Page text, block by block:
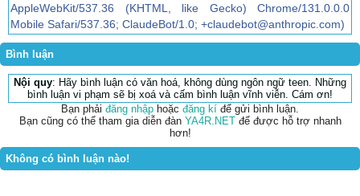
AppleWebKit/537.36 (KHTML, like Gecko) Chrome/131.0.0.0
Mobile Safari/537.36; ClaudeBot/1.0; +claudebot@anthropic.com)
Bình luận
Nội quy: Hãy bình luận có văn hoá, không dùng ngôn ngữ teen. Những
bình luận vi phạm sẽ bị xoá và cấm bình luận vĩnh viễn. Cám ơn!
Bạn phải đăng nhập hoặc đăng kí để gửi bình luận.
Bạn cũng có thể tham gia diễn đàn YA4R.NETđể được hỗ trợ nhanh
hơn!
Không có bình luận nào!